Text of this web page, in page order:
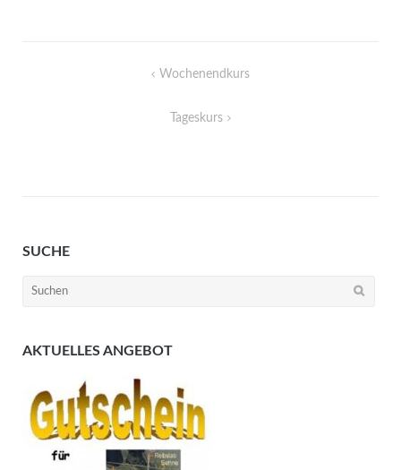
BeitragsnavigationWochenendkurs
Tageskurs
SUCHE
Suchen
AKTUELLES ANGEBOT